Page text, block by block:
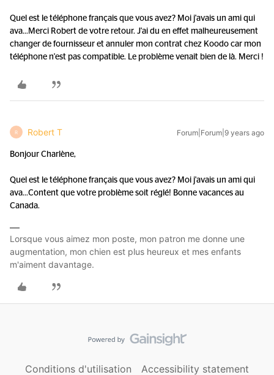
Quel est le téléphone français que vous avez? Moi j'avais un ami qui
ava...Merci Robert de votre retour. J'ai du en effet malheureusement
changer de fournisseur et annuler mon contrat chez Koodo car mon
téléphone n'est pas compatible. Le problème venait bien de là. Merci !
R Robert T Forum|Forum|9 years ago
Bonjour Charlène,
Quel est le téléphone français que vous avez? Moi j'avais un ami qui
ava...Content que votre problème soit réglé! Bonne vacances au
Canada.
Lorsque vous aimez mon poste, mon patron me donne une
augmentation, mon chien est plus heureux et mes enfants
m'aiment davantage.
Conditions d'utilisation Accessibility statement